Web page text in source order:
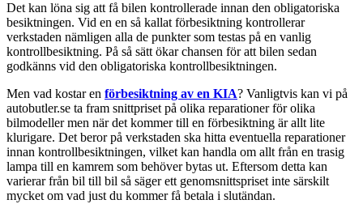
Det kan löna sig att få bilen kontrollerade innan den obligatoriska
besiktningen. Vid en en så kallat förbesiktning kontrollerar
verkstaden nämligen alla de punkter som testas på en vanlig
kontrollbesiktning. På så sätt ökar chansen för att bilen sedan
godkänns vid den obligatoriska kontrollbesiktningen.
Men vad kostar en förbesiktning av en KIA? Vanligtvis kan vi på
autobutler.se ta fram snittpriset på olika reparationer för olika
bilmodeller men när det kommer till en förbesiktning är allt lite
klurigare. Det beror på verkstaden ska hitta eventuella reparationer
innan kontrollbesiktningen, vilket kan handla om allt från en trasig
lampa till en kamrem som behöver bytas ut. Eftersom detta kan
varierar från bil till bil så säger ett genomsnittspriset inte särskilt
mycket om vad just du kommer få betala i slutändan.